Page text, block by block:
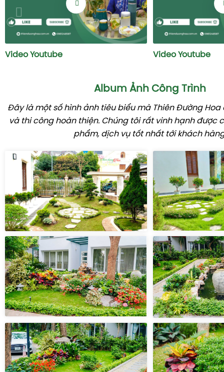
Video Youtube Video Youtube
Album Ảnh Công Trình
Đây là một số hình ảnh tiêu biểu mà Thiên Đường Hoa
và thi công hoàn thiện. Chúng tôi rất vinh hạnh được
phẩm, dịch vụ tốt nhất tới khách